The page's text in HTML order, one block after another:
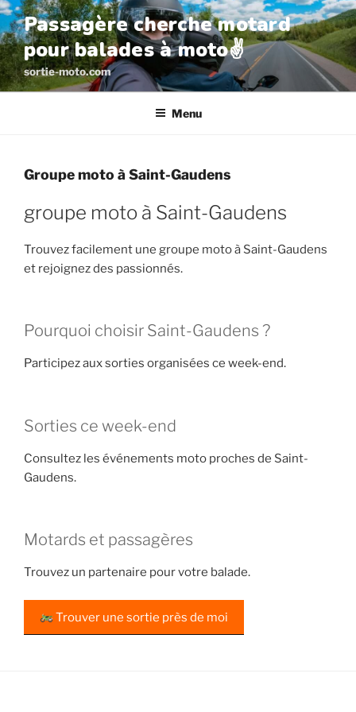
Aller
au
contenu
principal
Passagère cherche motard
pour balades à moto✌️
sortie-moto.com
Menu
Groupe moto à Saint-Gaudens
groupe moto à Saint-Gaudens
Trouvez facilement une groupe moto à Saint-Gaudens
et rejoignez des passionnés.
Pourquoi choisir Saint-Gaudens ?
Participez aux sorties organisées ce week-end.
Sorties ce week-end
Consultez les événements moto proches de Saint-
Gaudens.
Motards et passagères
Trouvez un partenaire pour votre balade.
Trouver une sortie près de moi